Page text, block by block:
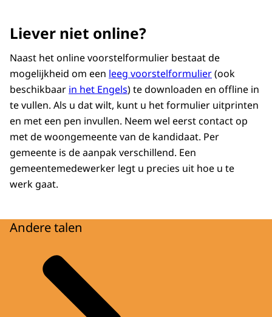
mp3
Download
die zich jarenlang vrijwillig ergens voor
heeft ingezet? Dan begint u eerst met het
exact benoemen van alle activiteiten en de
periodes van die activiteiten. Deze
activiteiten worden toegelicht en
verduidelijkt door mensen die de aanvraag
ondersteunen. Iemand kan zich ook om
andere redenen uitzonderlijk verdienstelijk
hebben gemaakt. Ook deze verdiensten
moeten dan zo exact mogelijk worden
betrokken mensen.
Het voorstelformulier kunt u invullen op
lintjes.nl. Daarna maakt u een afspraak met
de kabinetsmedewerker van de
burgemeester. Samen bekijken jullie de
Liever niet online?
Naast het online voorstelformulier bestaat de
mogelijkheid om een leeg voorstelformulier(ook
beschikbaar in het Engels) te downloaden en offline in
te vullen. Als u dat wilt, kunt u het formulier uitprinten
en met een pen invullen. Neem wel eerst contact op
met de woongemeente van de kandidaat. Per
gemeente is de aanpak verschillend. Een
gemeentemedewerker legt u precies uit hoe u te
werk gaat.
Andere talen